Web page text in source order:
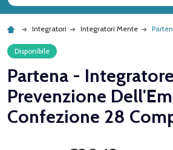
Integratori Integratori Mente
Disponibile
Partena -
Prevenzione
Confezione 28